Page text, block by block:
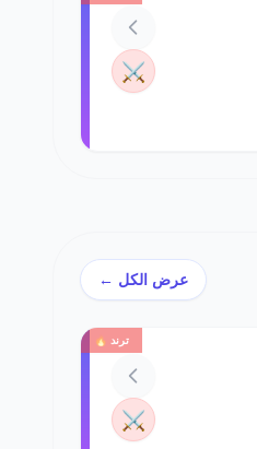
⚔️
عرض الكل ←
ترند 🔥
⚔️